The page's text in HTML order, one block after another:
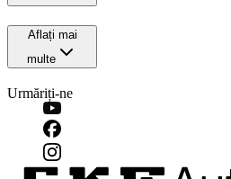
Aflați mai
multe
Urmăriți-ne